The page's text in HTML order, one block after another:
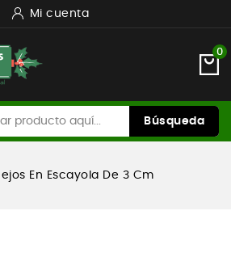
Mi cuenta
0
Búsqueda
En Escayola De 3 Cm